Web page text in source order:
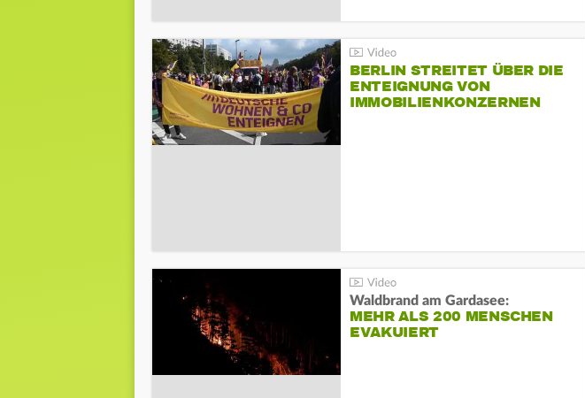
BERLIN STREITET ÜBER DIE
ENTEIGNUNG VON
IMMOBILIENKONZERNEN
Waldbrand am Gardasee:
MEHR ALS 200 MENSCHEN
EVAKUIERT